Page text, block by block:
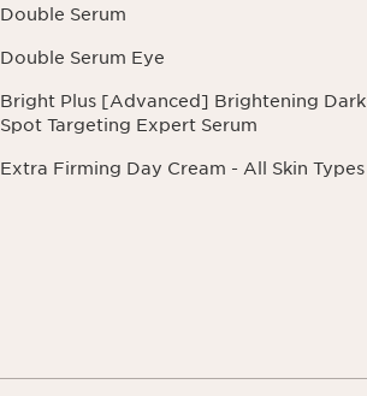
Double Serum
Double Serum Eye
Bright Plus [Advanced] Brightening Dark
Spot Targeting Expert Serum
Extra Firming Day Cream - All Skin Types